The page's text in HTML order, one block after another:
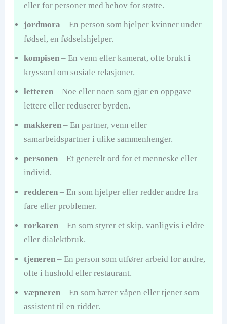
eller for personer med behov for støtte.
jordmora – En person som hjelper kvinner under
fødsel, en fødselshjelper.
kompisen– En venn eller kamerat, ofte brukt i
kryssord om sosiale relasjoner.
letteren– Noe eller noen som gjør en oppgave
lettere eller reduserer byrden.
makkeren– En partner, venn eller
samarbeidspartner i ulike sammenhenger.
personen– Et generelt ord for et menneske eller
individ.
redderen– En som hjelper eller redder andre fra
fare eller problemer.
rorkaren– En som styrer et skip, vanligvis i eldre
eller dialektbruk.
tjeneren– En person som utfører arbeid for andre,
ofte i hushold eller restaurant.
væpneren– En som bærer våpen eller tjener som
assistent til en ridder.